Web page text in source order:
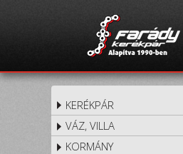
KERÉKPÁR
VÁZ, VILLA
KORMÁNY